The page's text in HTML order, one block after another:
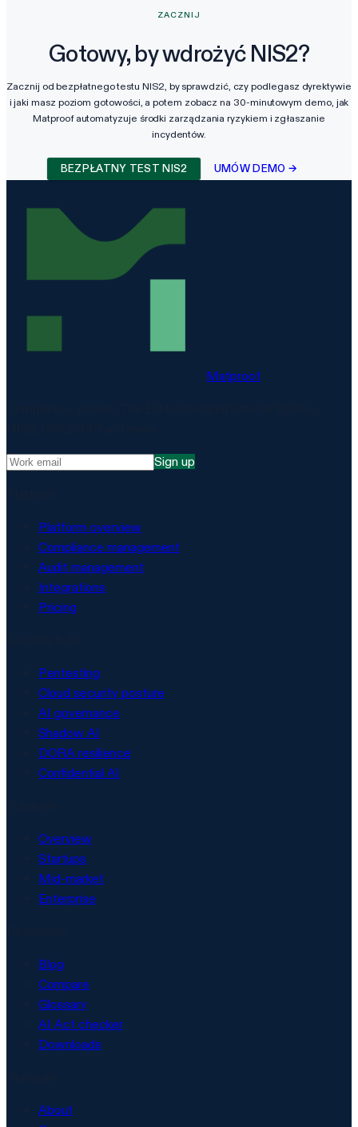
ZACZNIJ
Gotowy, by wdrożyć NIS2?
Zacznij od bezpłatnego testu NIS2, by sprawdzić, czy podlegasz dyrektywie
i jaki masz poziom gotowości, a potem zobacz na 30-minutowym demo, jak
Matproof automatyzuje środki zarządzania ryzykiem i zgłaszanie
incydentów.
BEZPŁATNY TEST NIS2 UMÓW DEMO →
Matproof
Sign up
Platform overview
Compliance management
Audit management
Integrations
Pricing
Pentesting
Cloud security posture
AI governance
Shadow AI
DORA resilience
Confidential AI
Overview
Startups
Mid-market
Enterprise
Blog
Compare
Glossary
AI Act checker
Downloads
About